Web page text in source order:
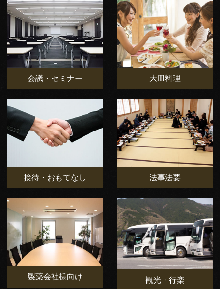
会議・セミナー 大皿料理
接待・おもてなし 法事法要
製薬会社様向け 観光・行楽